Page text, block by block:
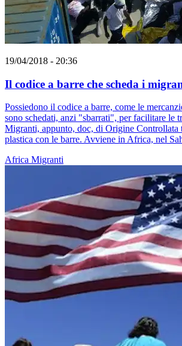
19/04/2018 - 20:36
Il codice a barre che scheda i
Possiedono il codice a barre, come le
sono schedati, anzi "sbarrati", per facilitare le
Migranti, appunto, doc, di Origine Controllata
plastica con le barre. Avviene in Africa, nel
Africa Migranti